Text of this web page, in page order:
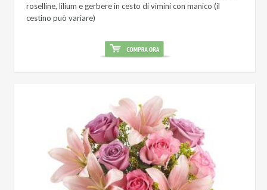
roselline, lilium e gerbere in cesto di vimini con manico (il
cestino può variare)